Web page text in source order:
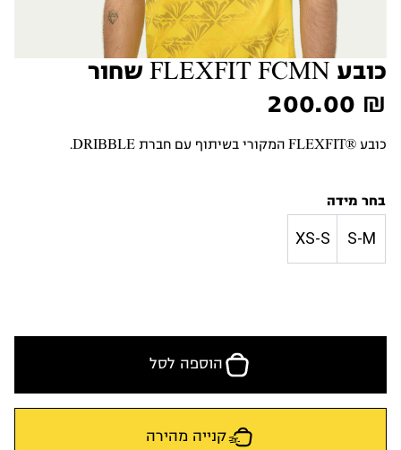
כובע FLEXFIT FCMN שחור
200.00 ₪
כובע ®FLEXFIT המקורי בשיתוף עם חברת DRIBBLE.
בחר מידה
S-M
XS-S
הוספה לסל
קנייה מהירה